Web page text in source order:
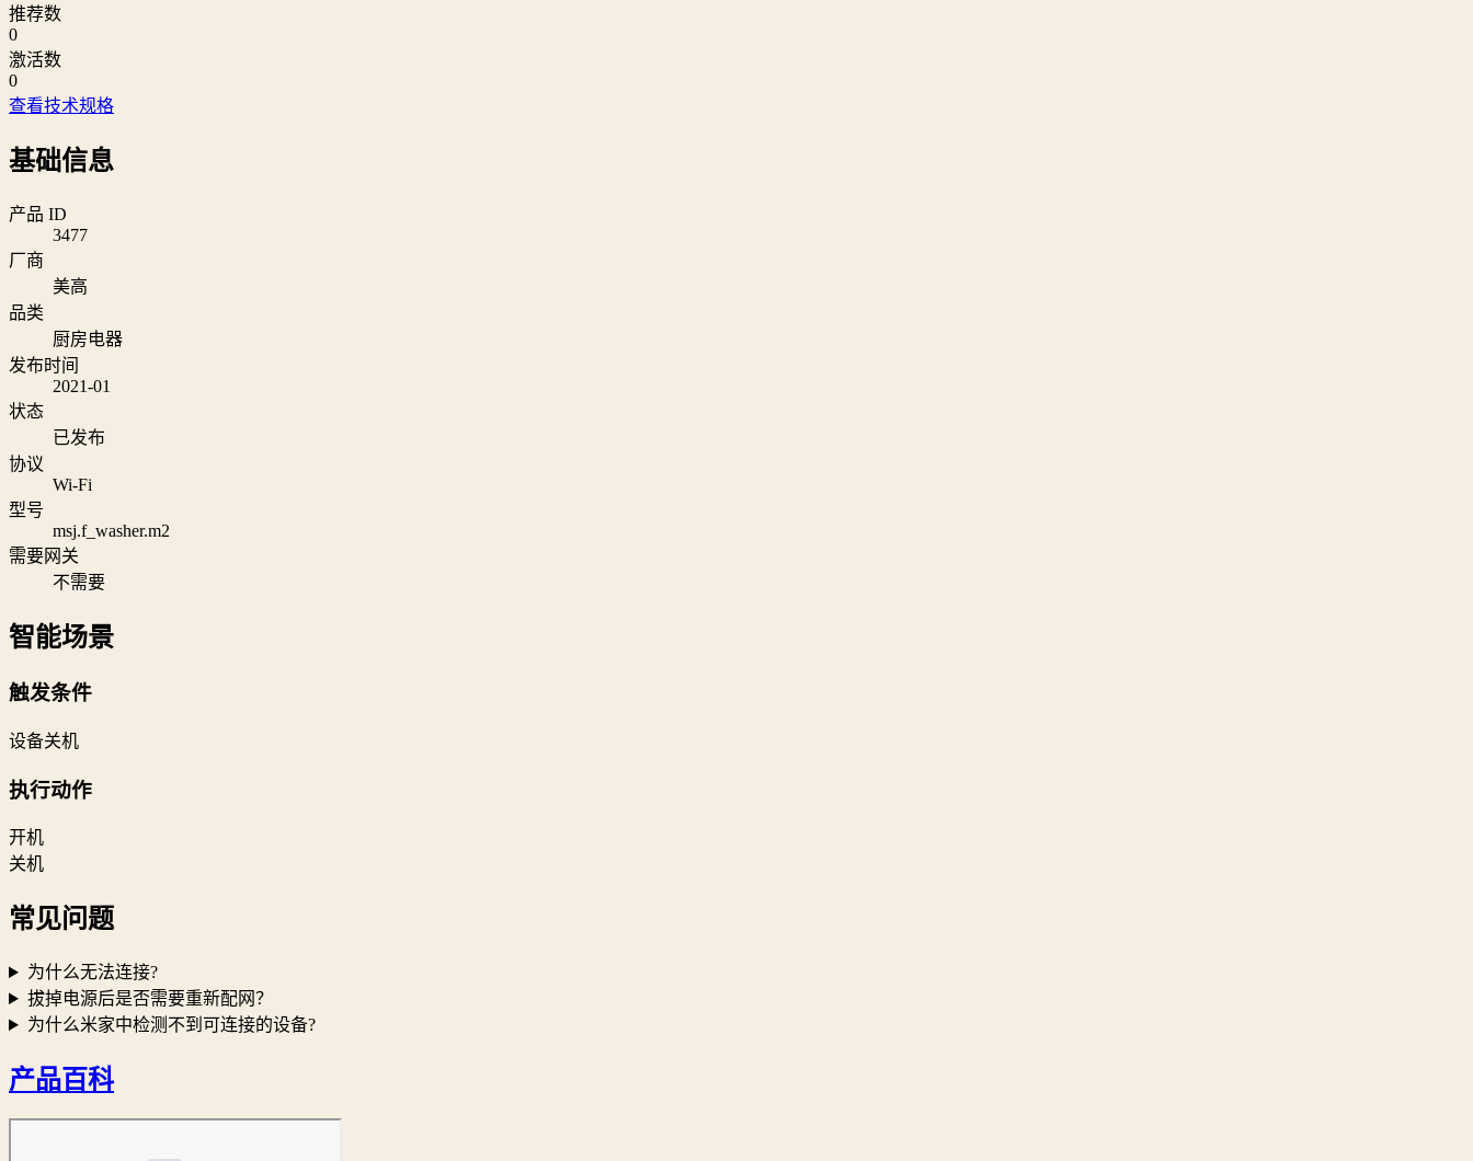
推荐数
0
激活数
0
查看技术规格
基础信息
产品 ID
3477
厂商
美高
品类
厨房电器
发布时间
2021-01
状态
已发布
协议
Wi‑Fi
型号
msj.f_washer.m2
需要网关
不需要
智能场景
触发条件
设备关机
执行动作
开机
关机
常见问题
为什么无法连接?
拔掉电源后是否需要重新配网？
为什么米家中检测不到可连接的设备?
产品百科